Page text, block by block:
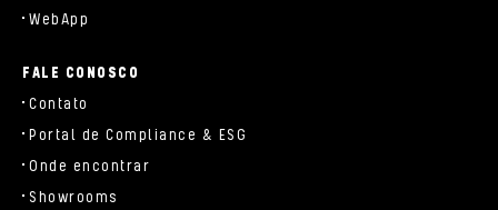
WebApp
FALE CONOSCO
Contato
Portal de Compliance & ESG
Onde encontrar
Showrooms